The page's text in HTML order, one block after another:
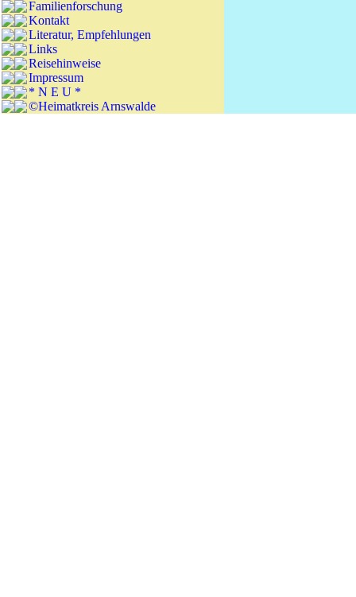
Familienforschung
Kontakt
Literatur, Empfehlungen
Links
Reisehinweise
Impressum
* N E U *
©Heimatkreis Arnswalde